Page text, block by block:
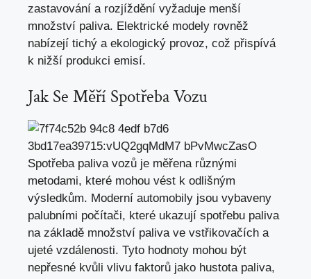
zastavování a rozjíždění vyžaduje menší
množství paliva. Elektrické modely rovněž
nabízejí tichý a ekologický provoz, což přispívá
k nižší produkci emisí.
Jak Se Měří Spotřeba Vozu
Spotřeba paliva vozů je měřena různými
metodami, které mohou vést k odlišným
výsledkům. Moderní automobily jsou vybaveny
palubními počítači, které ukazují spotřebu paliva
na základě množství paliva ve vstřikovačích a
ujeté vzdálenosti. Tyto hodnoty mohou být
nepřesné kvůli vlivu faktorů jako hustota paliva,